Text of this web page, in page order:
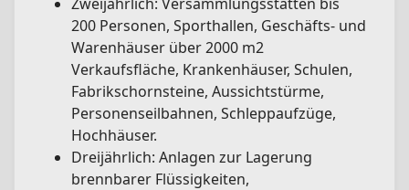
200 Personen, Sporthallen, Geschäfts- und
Warenhäuser über 2000 m2
Verkaufsfläche, Krankenhäuser, Schulen,
Fabrikschornsteine, Aussichtstürme,
Personenseilbahnen, Schleppaufzüge,
Hochhäuser.
Dreijährlich: Anlagen zur Lagerung
brennbarer Flüssigkeiten,